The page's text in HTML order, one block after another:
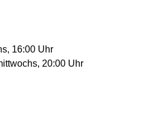
16:00 Uhr
20:00 Uhr